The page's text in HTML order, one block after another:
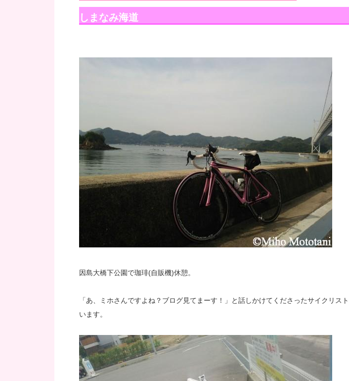
しまなみ海道
因島大橋下公園で珈琲(自販機)休憩。
「あ、ミホさんですよね？ブログ見てまーす！」と話しかけてくださったサイクリス
います。